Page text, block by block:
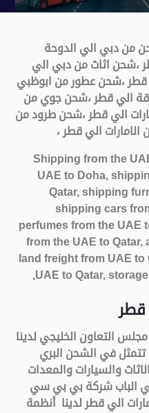
من دبي الي الدوحة
،شحن اثاث من دبي الي
،شحن عطور من ابوظبي
الي قطر ،شحن جوي من
الي قطر ،شحن طرود من
الامارات الي قطر ،
Shipping from the
UAE to Doha,
Qatar, shipping
shipping cars
perfumes from the UAE
from the UAE to Qatar,
land freight from UAE
UAE to Qatar,
قطر
التعاون الخليجي لدينا
في الشحن البري
والسيارات والمعدات
الباب شركة بي بي سي
الي قطر لدينا أنظمة